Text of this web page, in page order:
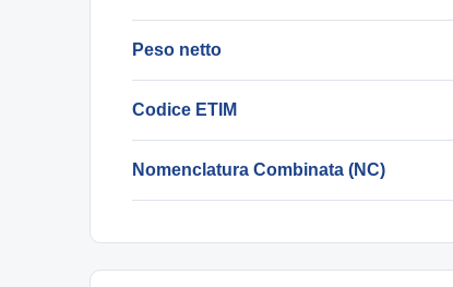
Peso netto
Codice ETIM
Nomenclatura Combinata (NC)